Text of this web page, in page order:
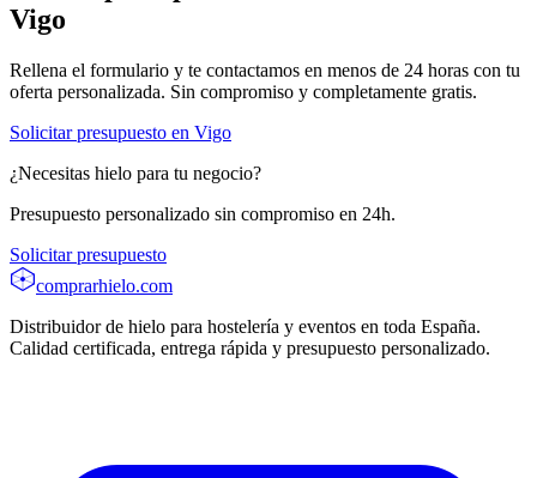
Vigo
Rellena el formulario y te contactamos en menos de 24 horas con tu
oferta personalizada. Sin compromiso y completamente gratis.
Solicitar presupuesto en Vigo
¿Necesitas hielo para tu negocio?
Presupuesto personalizado sin compromiso en 24h.
Solicitar presupuesto
comprarhielo.com
Distribuidor de hielo para hostelería y eventos en toda España.
Calidad certificada, entrega rápida y presupuesto personalizado.